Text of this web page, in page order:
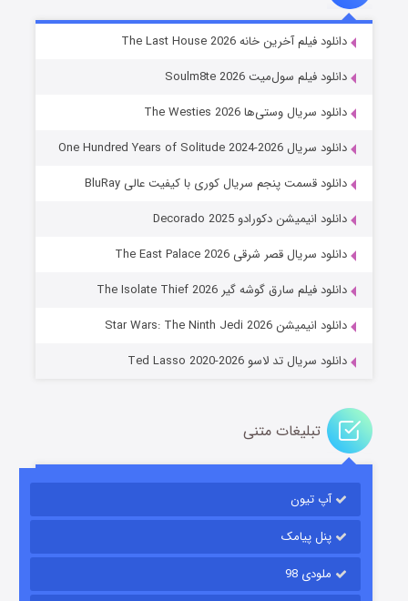
شوگر فصل ۲
خاندان اژدها فصل ۳
قسمت۶ (زیرنویس) منتشر شد
دانلود فیلم آخرین خانه The Last House 2026
دانلود فیلم سول‌میت Soulm8te 2026
دانلود سریال وستی‌ها The Westies 2026
دانلود سریال One Hundred Years of Solitude 2024-2026
دانلود قسمت پنجم سریال کوری با کیفیت عالی BluRay
دانلود انیمیشن دکورادو Decorado 2025
دانلود سریال قصر شرقی The East Palace 2026
دانلود فیلم سارق گوشه گیر The Isolate Thief 2026
دانلود انیمیشن Star Wars: The Ninth Jedi 2026
دانلود سریال تد لاسو Ted Lasso 2020-2026
تبلیغات متنی
آپ تیون
پنل پیامک
ملودی 98